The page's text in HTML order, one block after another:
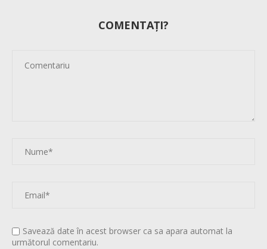
COMENTAȚI?
Savează date în acest browser ca sa apara automat la
următorul comentariu.